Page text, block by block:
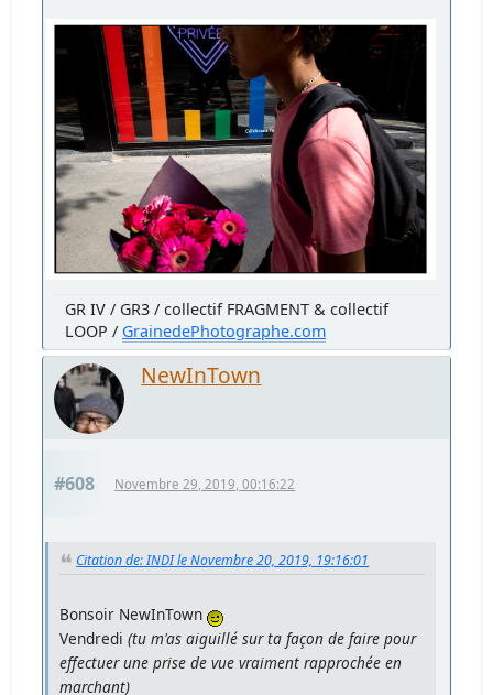
GR IV / GR3 / collectif FRAGMENT & collectif
LOOP / GrainedePhotographe.com
NewInTown
#608 Novembre 29, 2019, 00:16:22
Citation de: INDI le Novembre 20, 2019, 19:16:01
Bonsoir NewInTown
Vendredi(tu m'as aiguillé sur ta façon de faire pour
effectuer une prise de vue vraiment rapprochée en
marchant)